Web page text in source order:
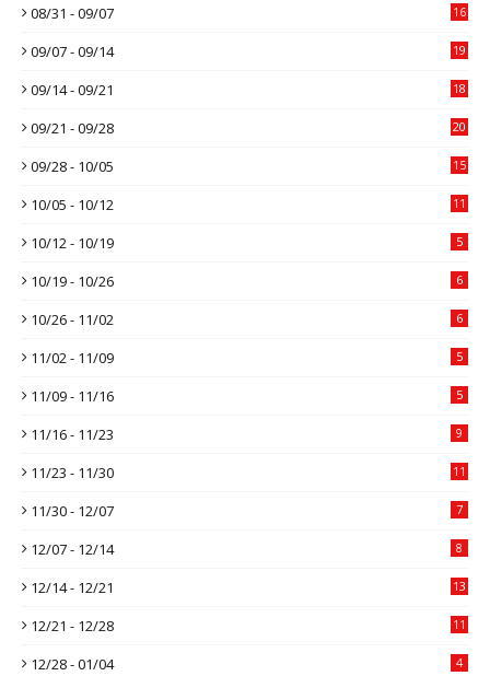
08/31 - 09/07 16
09/07 - 09/14 19
09/14 - 09/21 18
09/21 - 09/28 20
09/28 - 10/05 15
10/05 - 10/12 11
10/12 - 10/19 5
10/19 - 10/26 6
10/26 - 11/02 6
11/02 - 11/09 5
11/09 - 11/16 5
11/16 - 11/23 9
11/23 - 11/30 11
11/30 - 12/07 7
12/07 - 12/14 8
12/14 - 12/21 13
12/21 - 12/28 11
12/28 - 01/04 4